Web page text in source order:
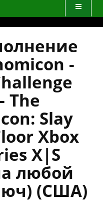
-
The
Slay
Xbox
X|S
любой
(США)